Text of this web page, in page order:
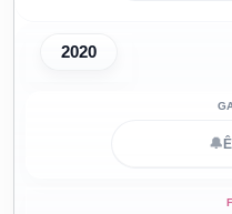
2020
🔔